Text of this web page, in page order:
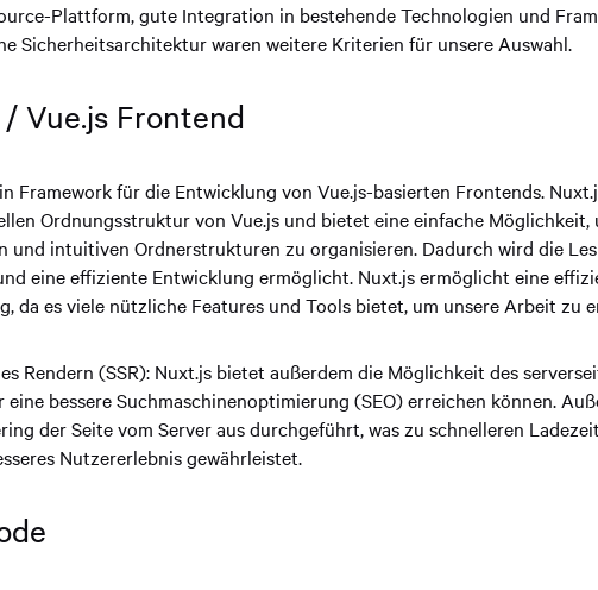
Plattform, gute Integration in bestehende Technologien und
Sicherheitsarchitektur waren weitere Kriterien für unsere Auswahl.
Vue.js Frontend
Framework für die Entwicklung von Vue.js-basierten Frontends.
Ordnungsstruktur von Vue.js und bietet eine einfache Möglichkeit,
und intuitiven Ordnerstrukturen zu organisieren. Dadurch wird die
eine effiziente Entwicklung ermöglicht. Nuxt.js ermöglicht eine
da es viele nützliche Features und Tools bietet, um unsere Arbeit zu
Rendern (SSR): Nuxt.js bietet außerdem die Möglichkeit des
bessere Suchmaschinenoptimierung (SEO) erreichen können.
der Seite vom Server aus durchgeführt, was zu schnelleren
Nutzererlebnis gewährleistet.